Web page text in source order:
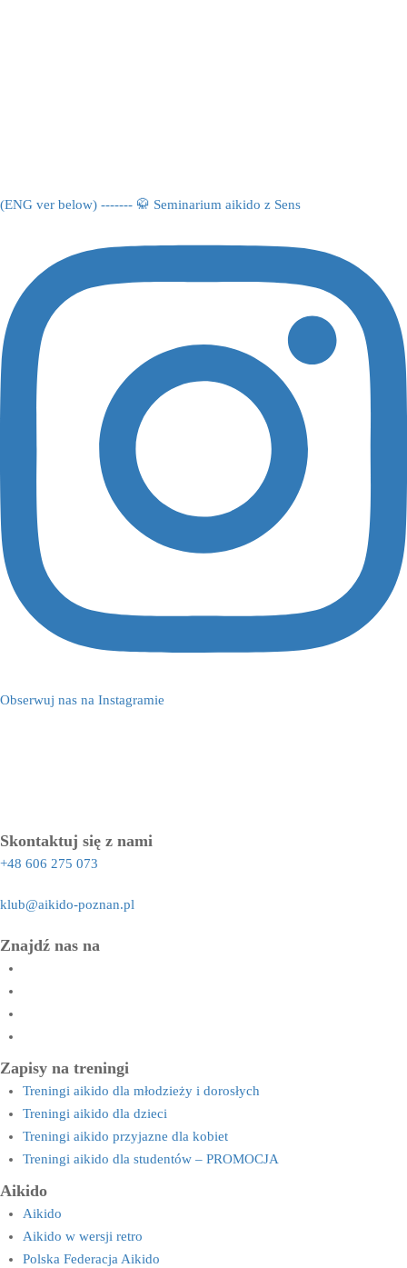
(ENG ver below) ------- 🥋 Seminarium aikido z Sens
Obserwuj nas na Instagramie
Skontaktuj się z nami
+48 606 275 073
klub@aikido-poznan.pl
Znajdź nas na
Zapisy na treningi
Treningi aikido dla młodzieży i dorosłych
Treningi aikido dla dzieci
Treningi aikido przyjazne dla kobiet
Treningi aikido dla studentów – PROMOCJA
Aikido
Aikido
Aikido w wersji retro
Polska Federacja Aikido